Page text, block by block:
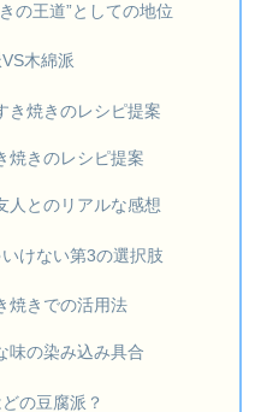
の王道”としての地位
木綿派
き焼きのレシピ提案
焼きのレシピ提案
人とのリアルな感想
けない第3の選択肢
焼きでの活用法
味の染み込み具合
の豆腐派？